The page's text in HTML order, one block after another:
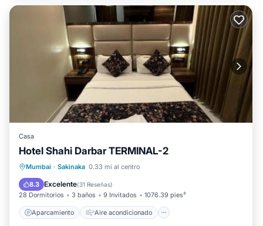
Casa
Hotel Shahi Darbar TERMINAL-2
Mumbai · Sakinaka 0.33 mi al centro
8.3 Excelente(31 Reseñas)
28 Dormitorios 3 baños 9 Invitados 1076.39 pies²
Aparcamiento Aire acondicionado
Aparcamiento
Aire acondicionado
Internet
Apto para niños